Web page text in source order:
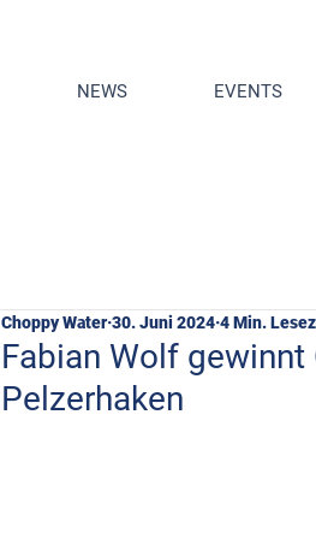
NEWS EVENTS
Fabian Wolf
Pelzerhaken
Choppy Water 30. Juni 2024 4 Min.